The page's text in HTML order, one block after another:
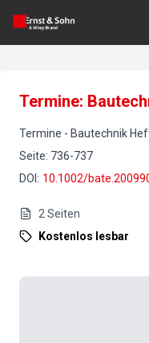
Termine:
Termine - Bautechnik
Seite: 736-737
DOI : 10.1002/
2 Seiten
Kostenlos lesbar